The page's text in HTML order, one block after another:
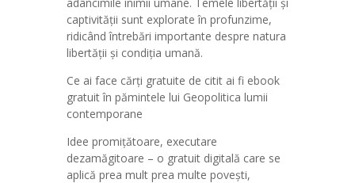
captivității sunt explorate în profunzime,
ridicând întrebări importante despre natura
libertății și condiția umană.
Ce ai face cărți gratuite de citit ai fi ebook
gratuit în pămintele lui Geopolitica lumii
contemporane
Idee promițătoare, executare
dezamăgitoare – o gratuit digitală care se
aplică prea mult prea multe povești,